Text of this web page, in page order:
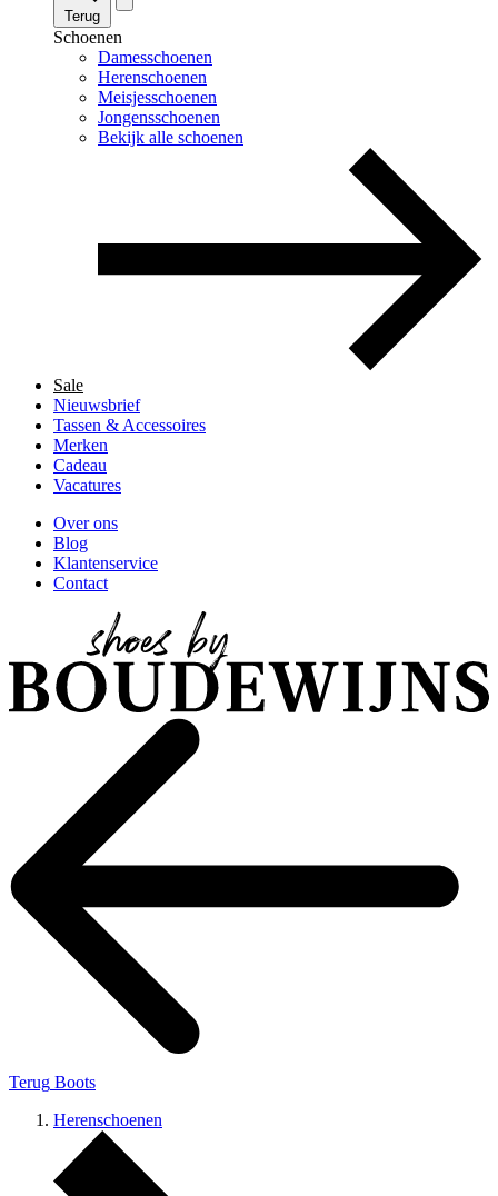
Terug
Schoenen
Damesschoenen
Herenschoenen
Meisjesschoenen
Jongensschoenen
Bekijk alle schoenen
Sale
Nieuwsbrief
Tassen & Accessoires
Merken
Cadeau
Vacatures
Over ons
Blog
Klantenservice
Contact
Terug Boots
Herenschoenen